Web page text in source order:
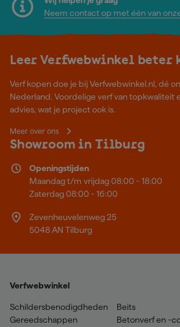
Neem contact op met één van
Leer Verfwebwinkel beter
Verf kopen doe je bij Verfwebwinkel.nl, dé
Nederland. Voordelige verf van topkwaliteit
advies, wat je project ook is.
Meer over ons
Showroom in Tilburg
Openingstijden
Maandag t/m vrijdag 08:00 - 18:00
Zaterdag 08:00 - 16:00
Zevenheuvelenweg 25
5048 AN Tilburg
Verfwebwinkel
Schildersbenodigdheden
Gereedschappen
Beits
Betonverf en -